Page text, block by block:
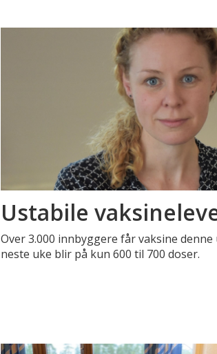
Ustabile
Over 3.000 innbyggere får vaksine
neste uke blir på kun 600 til 700 doser.